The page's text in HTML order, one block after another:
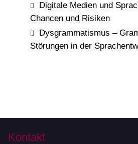
Digitale Medien und
Chancen und Risiken
Dysgrammatismus –
Störungen in der
Kontakt